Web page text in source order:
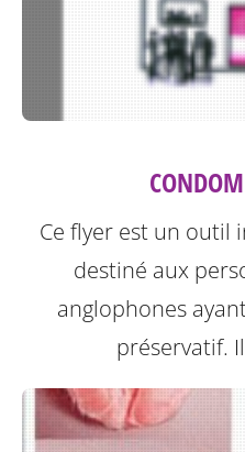
Ce flyer est un outil
destiné aux
anglophones
préservatif.